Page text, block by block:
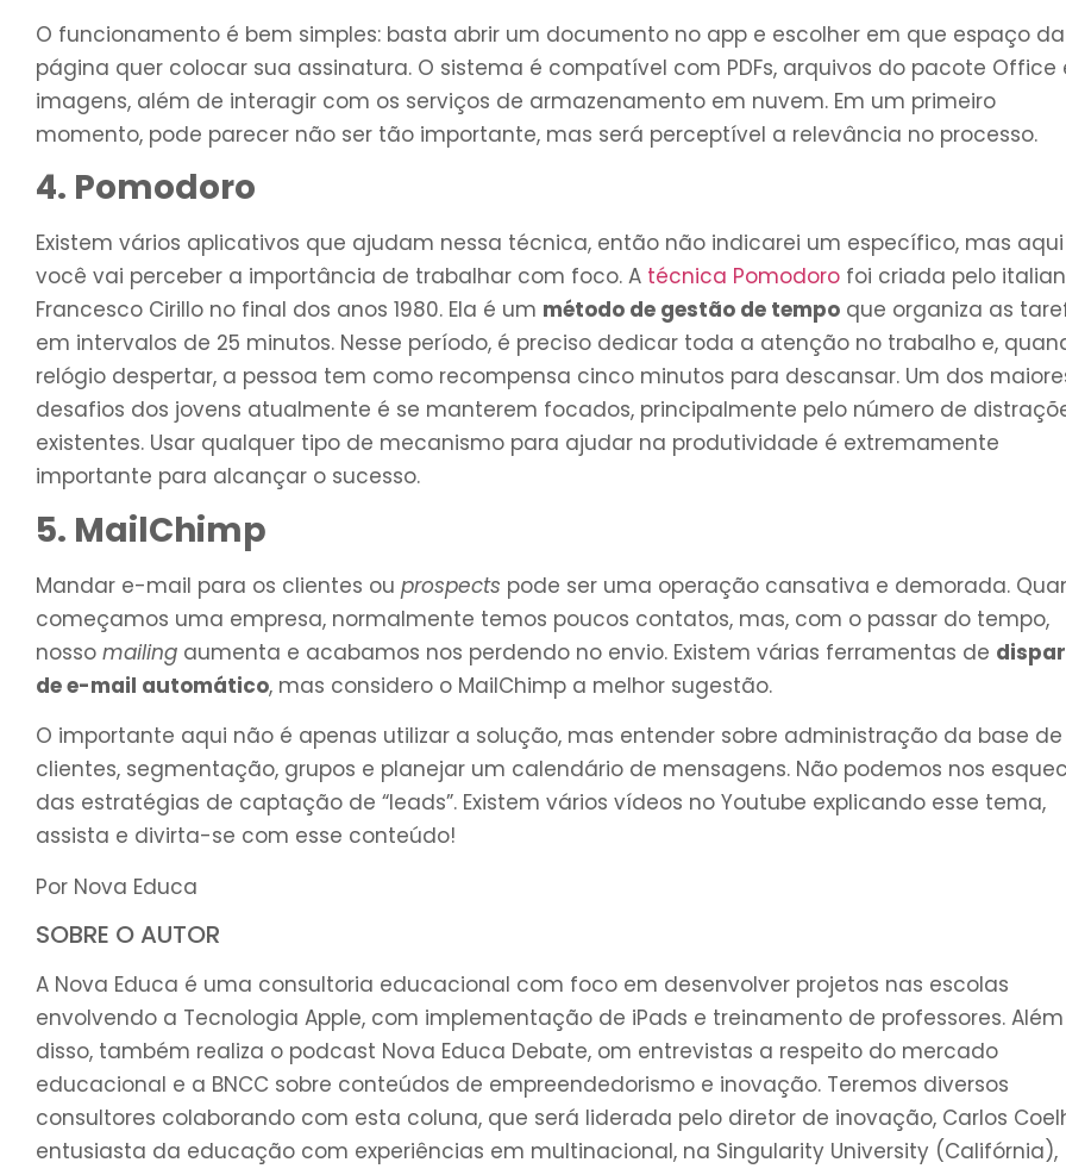
O funcionamento é bem simples: basta abrir um documento no app e escolher em que espaço da
página quer colocar sua assinatura. O sistema é compatível com PDFs, arquivos do pacote Office
imagens, além de interagir com os serviços de armazenamento em nuvem. Em um primeiro
momento, pode parecer não ser tão importante, mas será perceptível a relevância no processo.
4. Pomodoro
Existem vários aplicativos que ajudam nessa técnica, então não indicarei um específico, mas aqui
você vai perceber a importância de trabalhar com foco. A técnica Pomodoro foi criada pelo
Francesco Cirillo no final dos anos 1980. Ela é um método de gestão de tempo que organiza as
em intervalos de 25 minutos. Nesse período, é preciso dedicar toda a atenção no trabalho e,
relógio despertar, a pessoa tem como recompensa cinco minutos para descansar. Um dos
desafios dos jovens atualmente é se manterem focados, principalmente pelo número de
existentes. Usar qualquer tipo de mecanismo para ajudar na produtividade é extremamente
importante para alcançar o sucesso.
5. MailChimp
Mandar e-mail para os clientes ou prospects pode ser uma operação cansativa e demorada.
começamos uma empresa, normalmente temos poucos contatos, mas, com o passar do tempo,
nosso mailing aumenta e acabamos nos perdendo no envio. Existem várias ferramentas de
de e-mail automático, mas considero o MailChimp a melhor sugestão.
O importante aqui não é apenas utilizar a solução, mas entender sobre administração da base de
clientes, segmentação, grupos e planejar um calendário de mensagens. Não podemos nos
das estratégias de captação de “leads”. Existem vários vídeos no Youtube explicando esse tema,
assista e divirta-se com esse conteúdo!
Por Nova Educa
SOBRE O AUTOR
A Nova Educa é uma consultoria educacional com foco em desenvolver projetos nas escolas
envolvendo a Tecnologia Apple, com implementação de iPads e treinamento de professores. Além
disso, também realiza o podcast Nova Educa Debate, om entrevistas a respeito do mercado
educacional e a BNCC sobre conteúdos de empreendedorismo e inovação. Teremos diversos
consultores colaborando com esta coluna, que será liderada pelo diretor de inovação, Carlos
entusiasta da educação com experiências em multinacional, na Singularity University (Califórnia),